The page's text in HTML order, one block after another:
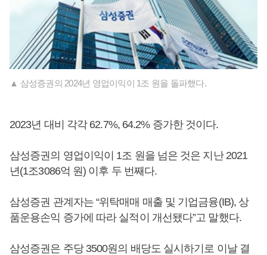
▲ 삼성증권의 2024년 영업이익이 1조 원을 돌파했다.
2023년 대비 각각 62.7%, 64.2% 증가한 것이다.
삼성증권의 영업이익이 1조 원을 넘은 것은 지난 2021
년(1조3086억 원) 이후 두 번째다.
삼성증권 관계자는 “위탁매매 매출 및 기업금융(IB), 상
품운용손익 증가에 따라 실적이 개선됐다”고 말했다.
삼성증권은 주당 3500원의 배당도 실시하기로 이날 결